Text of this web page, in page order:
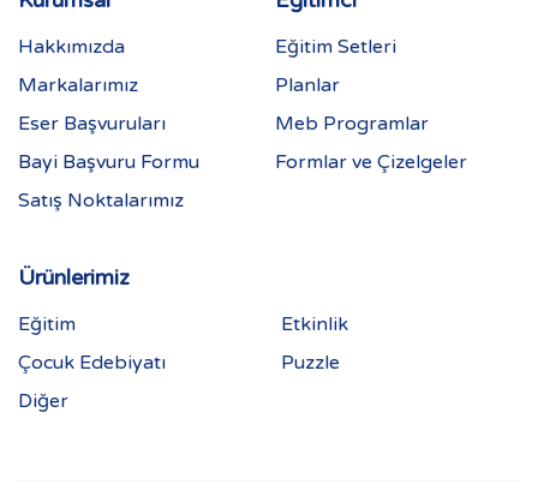
Hakkımızda
Markalarımız
Eser Başvuruları
Bayi Başvuru Formu
Satış Noktalarımız
Eğitim Setleri
Planlar
Meb Programlar
Formlar ve Çizelgeler
Ürünlerimiz
Eğitim
Etkinlik
Çocuk Edebiyatı
Puzzle
Diğer